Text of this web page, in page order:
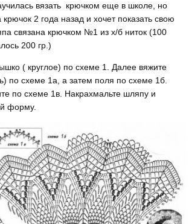
вязать крючком еще в школе, но
крючок 2 года назад и хочет показать свою
связана крючком №1 из х/б ниток (100
200 гр.)
( круглое) по схеме 1. Далее вяжите
по схеме 1а, а затем поля по схеме 1б.
по схеме 1в. Накрахмальте шляпу и
форму.